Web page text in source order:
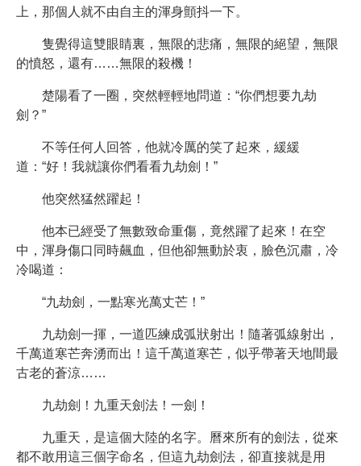
上，那個人就不由自主的渾身顫抖一下。
隻覺得這雙眼睛裏，無限的悲痛，無限的絕望，無限
的憤怒，還有……無限的殺機！
楚陽看了一圈，突然輕輕地問道：“你們想要九劫
劍？”
不等任何人回答，他就冷厲的笑了起來，緩緩
道：“好！我就讓你們看看九劫劍！”
他突然猛然躍起！
他本已經受了無數致命重傷，竟然躍了起來！在空
中，渾身傷口同時飆血，但他卻無動於衷，臉色沉肅，冷
冷喝道：
“九劫劍，一點寒光萬丈芒！”
九劫劍一揮，一道匹練成弧狀射出！隨著弧線射出，
千萬道寒芒奔湧而出！這千萬道寒芒，似乎帶著天地間最
古老的蒼涼……
九劫劍！九重天劍法！一劍！
九重天，是這個大陸的名字。曆來所有的劍法，從來
都不敢用這三個字命名，但這九劫劍法，卻直接就是用